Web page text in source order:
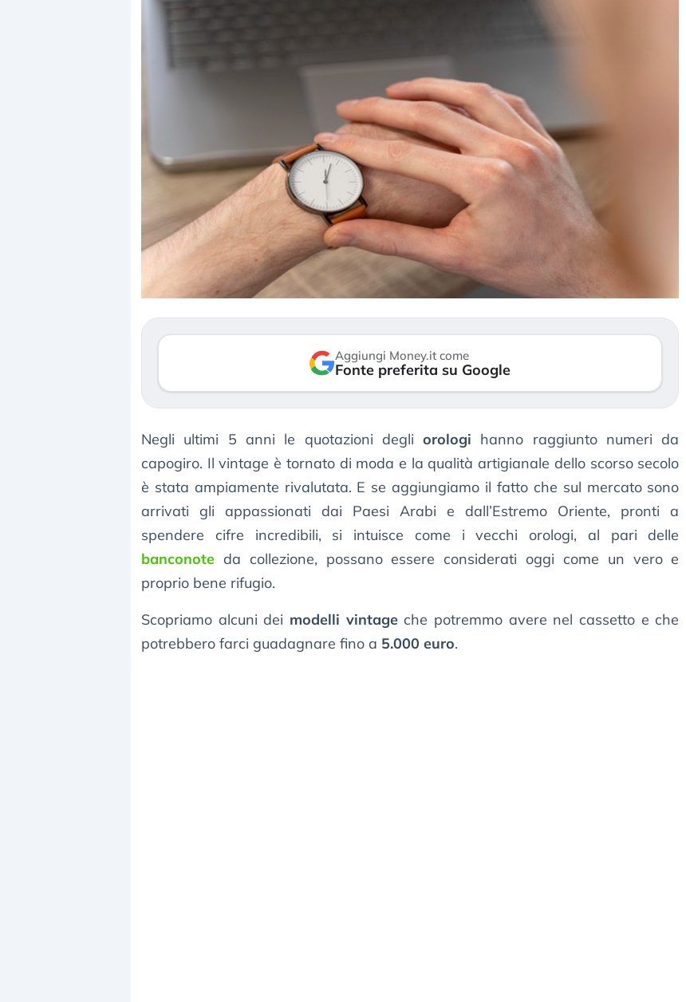
Aggiungi Money.it come
Fonte preferita su Google
Negli ultimi 5 anni le quotazioni degliorologi hanno raggiunto numeri da
capogiro. Il vintage è tornato di moda e la qualità artigianale dello scorso secolo
è stata ampiamente rivalutata. E se aggiungiamo il fatto che sul mercato sono
arrivati gli appassionati dai Paesi Arabi e dall’Estremo Oriente, pronti a
spendere cifre incredibili, si intuisce come i vecchi orologi, al pari delle
banconote da collezione, possano essere considerati oggi come un vero e
proprio bene rifugio.
Scopriamo alcuni dei modelli vintageche potremmo avere nel cassetto e che
potrebbero farci guadagnare fino a 5.000 euro.
Dalle valutazioni estreme alla
correzione. Cosa sta guidando il
repricing degli asset?
3 agosto 2026
«La mia vita è rovinata». Investitori
in preda al panico dopo lo scoppio
della bolla AI
Kospi, mentre gli investitori retail (…)
30 luglio 2026